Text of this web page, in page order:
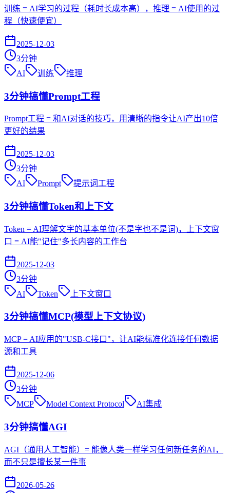
训练 = AI学习的过程（耗时长成本高），推理 = AI使用的过
程（快速便宜）
2025-12-03
3分钟
AI
训练 推理
3分钟搞懂Prompt工程
Prompt工程 = 和AI对话的技巧，用清晰的指令让AI产出10倍
更好的结果
2025-12-03
3分钟
AI
Prompt 提示词工程
3分钟搞懂Token和上下文
Token = AI理解文字的基本单位(不是字也不是词)，上下文窗
口 = AI能"记住"多长内容的工作台
2025-12-03
3分钟
AI
Token 上下文窗口
3分钟搞懂MCP(模型上下文协议)
MCP = AI应用的"USB-C接口"，让AI能标准化连接任何数据
源和工具
2025-12-06
3分钟
MCP
Model Context Protocol AI集成
3分钟搞懂AGI
AGI（通用人工智能）= 能像人类一样学习任何新任务的AI，
而不只是擅长某一件事
2026-05-26